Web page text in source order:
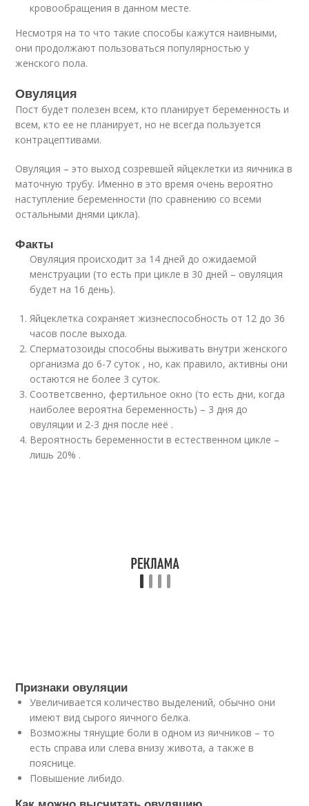
кровообращения в данном месте.
Несмотря на то что такие способы кажутся наивными,
они продолжают пользоваться популярностью у
женского пола.
Овуляция
Пост будет полезен всем, кто планирует беременность и
всем, кто ее не планирует, но не всегда пользуется
контрацептивами.⁣
Овуляция – это выход созревшей яйцеклетки из яичника в
маточную трубу. Именно в это время очень вероятно
наступление беременности (по сравнению со всеми
остальными днями цикла)⁣.
Факты⁣
Овуляция происходит за 14 дней до ожидаемой
менструации (то есть при цикле в 30 дней – овуляция
будет на 16 день)⁣.
Яйцеклетка сохраняет жизнеспособность от 12 до 36
часов после выхода⁣.
Сперматозоиды способны выживать внутри женского
организма до 6-7 суток , но, как правило, активны они
остаются не более 3 суток.
Соответсвенно, фертильное окно (то есть дни, когда
наиболее вероятна беременность) – 3 дня до
овуляции и 2-3 дня после неё ⁣.
Вероятность беременности в естественном цикле –
лишь 20% .
Признаки овуляции⁣
Увеличивается количество выделений, обычно они
имеют вид сырого яичного белка⁣.
Возможны тянущие боли в одном из яичников – то
есть справа или слева внизу живота, а также в
пояснице⁣.
Повышение либидо.